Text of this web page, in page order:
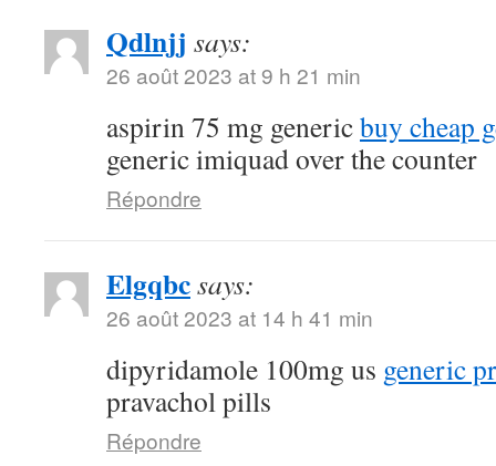
Qdlnjj says:
26 août 2023 at 9 h 21 min
aspirin 75 mg genericbuy cheap
generic imiquad over the counter
Répondre
Elgqbcsays:
26 août 2023 at 14 h 41 min
dipyridamole 100mg us generic
pravachol pills
Répondre